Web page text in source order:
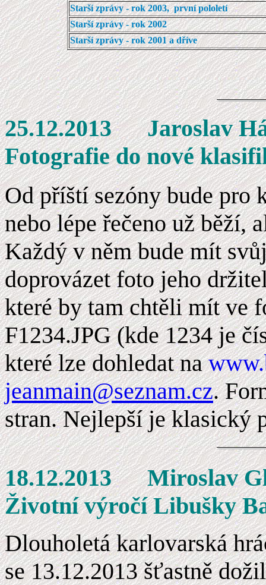
Starší zprávy - rok 2003, první pololetí
Starší zprávy - rok 2002
Starší zprávy - rok 2001 a dříve
25.12.2013
Fotografie do nové
Od příští sezóny bude pro
nebo lépe řečeno už běží,
Každý v něm bude mít
doprovázet foto jeho
které by tam chtěli mít ve
F1234.JPG (kde 1234 je
které lze dohledat na
jeanmain@seznam.cz.
stran. Nejlepší je klasický
18.12.2013
Životní výročí Libušky
Dlouholetá karlovarská
se 13.12.2013 šťastně